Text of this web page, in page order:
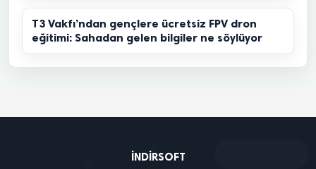
T3 Vakfı’ndan gençlere ücretsiz FPV dron
eğitimi: Sahadan gelen bilgiler ne söylüyor
INDIRSOFT